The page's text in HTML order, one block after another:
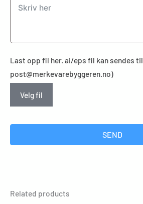
Last opp fil her. ai/eps fil kan sendes til
post@merkevarebyggeren.no)
Velg fil
SEND
Related products